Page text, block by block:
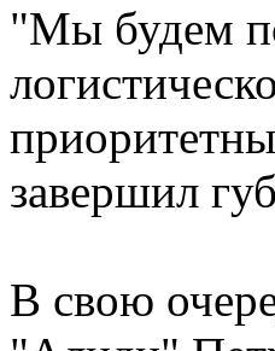
"Мы будем
завершил
В свою